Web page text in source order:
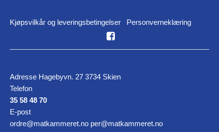
Kjøpsvilkår og leveringsbetingelser Personverneklæring
Adresse Hagebyvn. 27 3734 Skien
Telefon
35 58 48 70
E-post
ordre@matkammeret.no per@matkammeret.no